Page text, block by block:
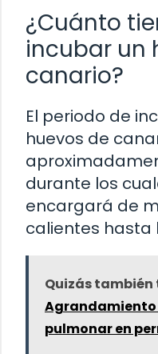
¿Cuánto
incubar un
canario?
El periodo de
huevos de
durante los
encargará de
calientes hasta
Quizás también
Agrandamiento
pulmonar en